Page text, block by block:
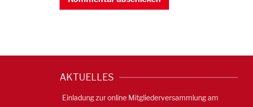
AKTUELLES
Einladung zur online Mitgliederversammlung am